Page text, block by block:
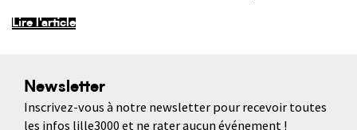
Lire l'article
Newsletter
Inscrivez-vous à notre newsletter pour recevoir toutes
les infos lille3000 et ne rater aucun événement !